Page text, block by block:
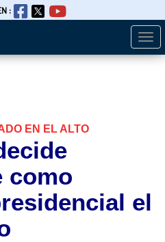
:
EN EL ALTO
como
el